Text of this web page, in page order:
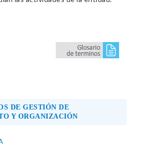
DE GESTIÓN DE
Y ORGANIZACIÓN